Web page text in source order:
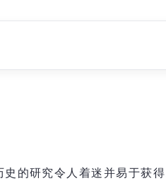
的研究令人着迷并易于获